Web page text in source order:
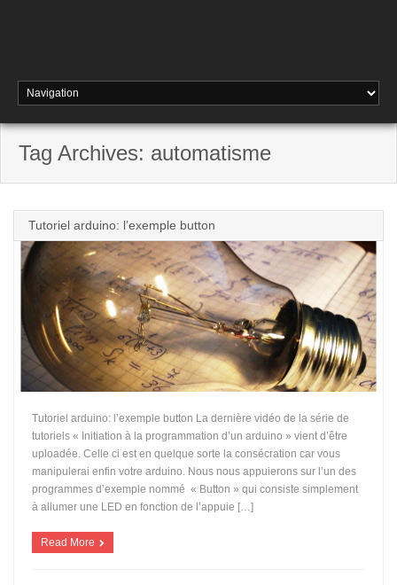
Tag Archives: automatisme
Tutoriel arduino: l’exemple button
Tutoriel arduino: l’exemple button La dernière vidéo de la série de
tutoriels « Initiation à la programmation d’un arduino » vient d’être
uploadée. Celle ci est en quelque sorte la consécration car vous
manipulerai enfin votre arduino. Nous nous appuierons sur l’un des
programmes d’exemple nommé « Button » qui consiste simplement
à allumer une LED en fonction de l’appuie […]
Read More